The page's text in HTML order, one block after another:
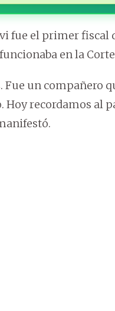
fue el primer fiscal
en la Corte
Fue un compañero
recordamos al